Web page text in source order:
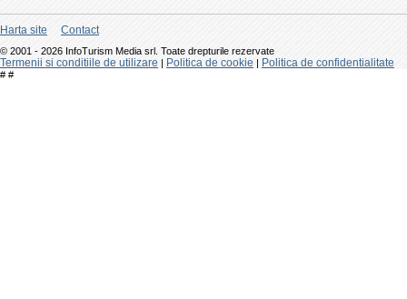
Harta site Contact
© 2001 - 2026 InfoTurism Media srl. Toate drepturile rezervate
Termenii si conditiile de utilizare | Politica de cookie | Politica de confidentialitate
# #